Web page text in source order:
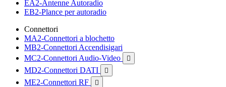
EA2-Antenne Autoradio
EB2-Plance per autoradio
Connettori
MA2-Connettori a blochetto
MB2-Connettori Accendisigari
MC2-Connettori Audio-Video

MD2-Connettori DATI 
ME2-Connettori RF 